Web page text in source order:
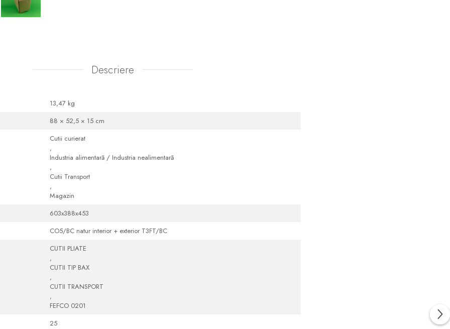
Descriere
13,47 kg
88 × 52,5 × 15 cm
Cutii curierat
,
Industria alimentară / Industria nealimentară
,
Cutii Transport
,
Magazin
603x388x453
CO5/BC natur interior + exterior T3FT/BC
CUTII PLIATE
,
CUTII TIP BAX
,
CUTII TRANSPORT
,
FEFCO 0201
25